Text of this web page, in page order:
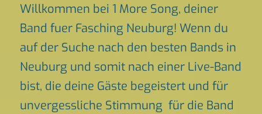
Willkommen bei 1 More Song, deiner
Band fuer Fasching Neuburg! Wenn du
auf der Suche nach den besten Bands in
Neuburg und somit nach einer Live-Band
bist, die deine Gäste begeistert und für
unvergessliche Stimmung für die Band